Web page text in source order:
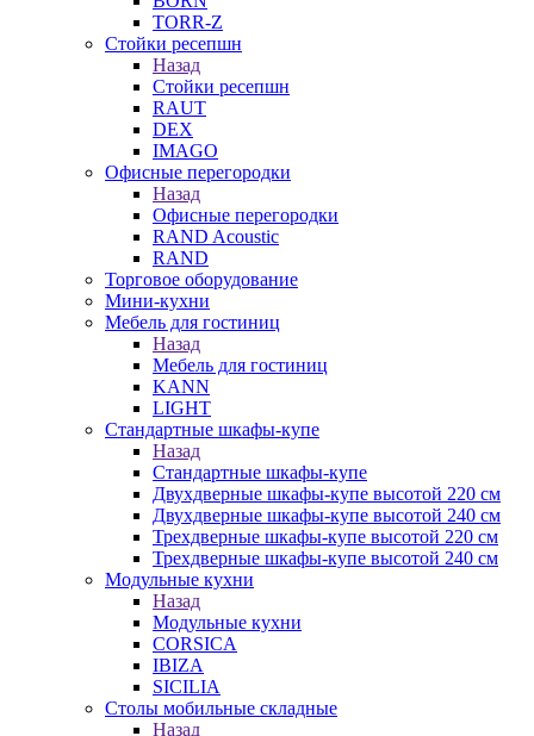
TORR-Z
Стойки ресепшн
Назад
Стойки ресепшн
RAUT
DEX
IMAGO
Офисные перегородки
Назад
Офисные перегородки
RAND Acoustic
RAND
Торговое оборудование
Мини-кухни
Мебель для гостиниц
Назад
Мебель для гостиниц
KANN
LIGHT
Стандартные шкафы-купе
Назад
Стандартные шкафы-купе
Двухдверные шкафы-купе высотой 220 см
Двухдверные шкафы-купе высотой 240 см
Трехдверные шкафы-купе высотой 220 см
Трехдверные шкафы-купе высотой 240 см
Модульные кухни
Назад
Модульные кухни
CORSICA
IBIZA
SICILIA
Столы мобильные складные
Назад